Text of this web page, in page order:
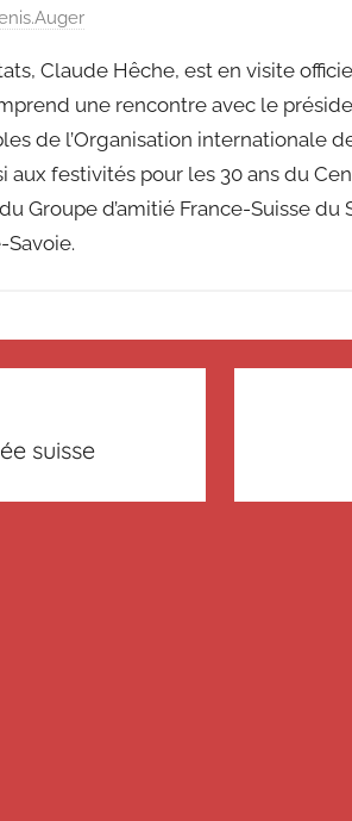
Claude Hêche, est en visite
une rencontre avec le
de l’Organisation internationale
aux festivités pour les 30 ans du
Groupe d’amitié France-Suisse
Savoie.
suisse